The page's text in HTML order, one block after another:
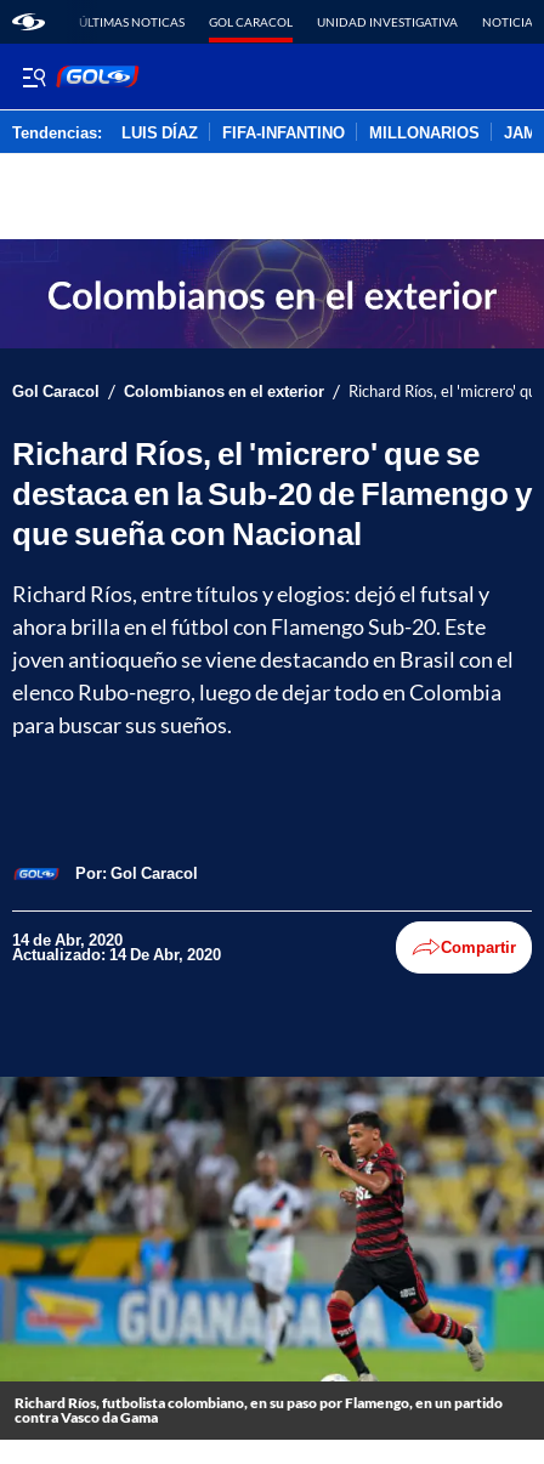
ÚLTIMAS NOTICAS GOL CARACOL UNIDAD INVESTIGATIVA NOTICIAS
Tendencias: LUIS DÍAZ FIFA-INFANTINO MILLONARIOS
Gol Caracol / Colombianos en el exterior / Richard Ríos, el 'micrero'
Richard Ríos, el 'micrero' que se
destaca en la Sub-20 de Flamengo y
que sueña con Nacional
Richard Ríos, entre títulos y elogios: dejó el futsal y
ahora brilla en el fútbol con Flamengo Sub-20. Este
joven antioqueño se viene destacando en Brasil con el
elenco Rubo-negro, luego de dejar todo en Colombia
para buscar sus sueños.
Por: Gol Caracol
14 de Abr, 2020
Actualizado: 14 De Abr, 2020 Compartir
Richard Ríos, futbolista colombiano, en su paso por Flamengo, en un partido
contra Vasco da Gama